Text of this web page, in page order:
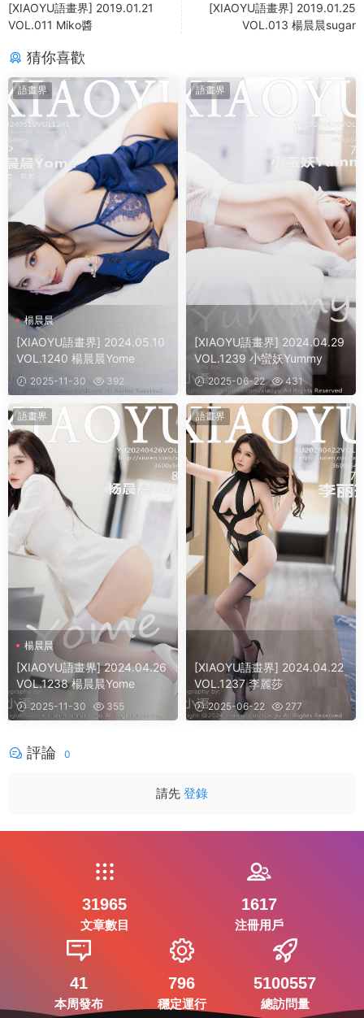
[XIAOYU語畫界] 2019.01.21
VOL.011 Miko醬
[XIAOYU語畫界] 2019.01.25
VOL.013 楊晨晨sugar
猜你喜歡
語畫界
楊晨晨
[XIAOYU語畫界] 2024.05.10
VOL.1240 楊晨晨Yome
2025-11-30 392
語畫界
[XIAOYU語畫界] 2024.04.29
VOL.1239 小蠻妖Yummy
2025-06-22 431
語畫界
楊晨晨
[XIAOYU語畫界] 2024.04.26
VOL.1238 楊晨晨Yome
2025-11-30 355
語畫界
[XIAOYU語畫界] 2024.04.22
VOL.1237 李麗莎
2025-06-22 277
評論 0
請先 登錄
31965
文章數目
1617
注冊用戶
41
本周發布
796
穩定運行
5100557
總訪問量